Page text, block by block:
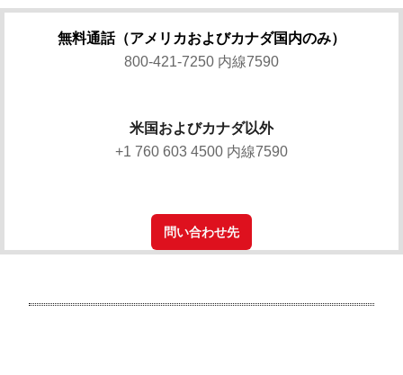
無料通話（アメリカおよびカナダ国内のみ）
800-421-7250 内線7590
米国およびカナダ以外
+1 760 603 4500 内線7590
問い合わせ先